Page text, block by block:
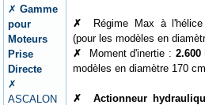
✗Gamme
pour
Moteurs
Prise
Directe
✗
ASCALON
✗ Régime Max à
(pour les modèles en
✗
Moment d'inertie : 2.600
modèles en diamètre 170
✗ Actionneur